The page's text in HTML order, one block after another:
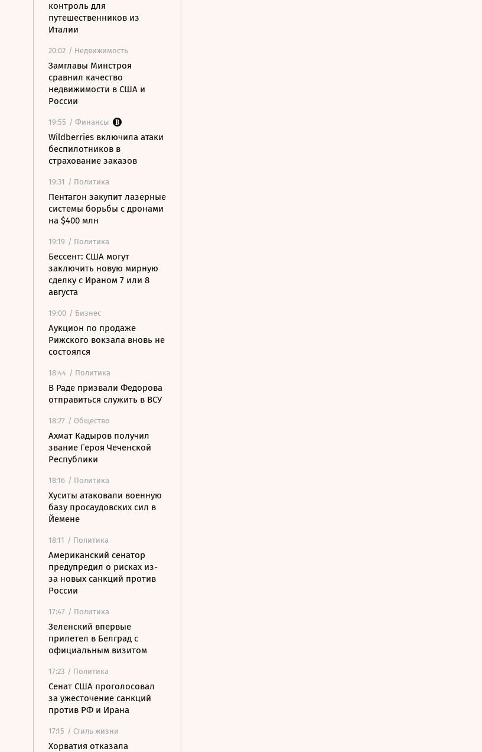
контроль для
путешественников из
Италии
20:02 / Недвижимость
Замглавы Минстроя
сравнил качество
недвижимости в США и
России
19:55 / Финансы
Wildberries включила атаки
беспилотников в
страхование заказов
19:31 / Политика
Пентагон закупит лазерные
системы борьбы с дронами
на $400 млн
19:19 / Политика
Бессент: США могут
заключить новую мирную
сделку с Ираном 7 или 8
августа
19:00 / Бизнес
Аукцион по продаже
Рижского вокзала вновь не
состоялся
18:44 / Политика
В Раде призвали Федорова
отправиться служить в ВСУ
18:27 / Общество
Ахмат Кадыров получил
звание Героя Чеченской
Республики
18:16 / Политика
Хуситы атаковали военную
базу просаудовских сил в
Йемене
18:11 / Политика
Американский сенатор
предупредил о рисках из-
за новых санкций против
России
17:47 / Политика
Зеленский впервые
прилетел в Белград с
официальным визитом
17:23 / Политика
Сенат США проголосовал
за ужесточение санкций
против РФ и Ирана
17:15 / Стиль жизни
Хорватия отказала